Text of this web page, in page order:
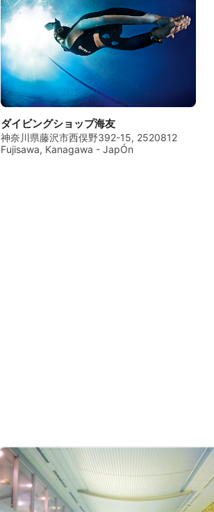
ダイビングショップ海友
神奈川県藤沢市西俣野392-15, 2520812
Fujisawa, Kanagawa - JapÓn